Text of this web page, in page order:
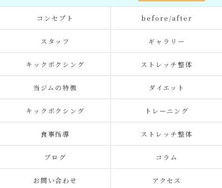
コンセプト before/after
スタッフ ギャラリー
キックボクシング ストレッチ整体
当ジムの特徴 ダイエット
キックボクシング トレーニング
食事指導 ストレッチ整体
ブログ コラム
お問い合わせ アクセス